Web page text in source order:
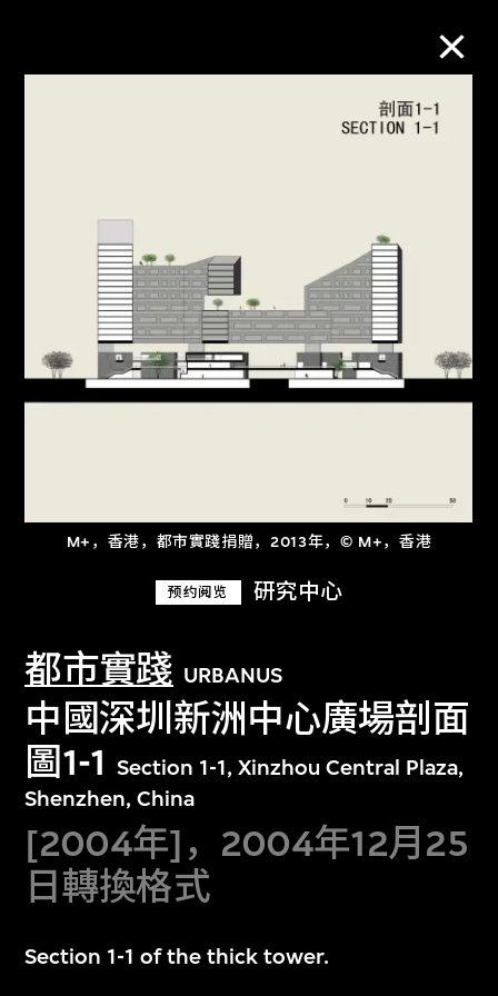
M+，香港，都市實踐捐贈，2013年，© M+，香港
预约阅览 研究中心
都市實踐 URBANUS
中國深圳新洲中心廣場剖面
圖1-1 Section 1-1, Xinzhou Central Plaza,
Shenzhen, China
[2004年]，2004年12月25
日轉換格式
Section 1-1 of the thick tower.
关于M+藏品